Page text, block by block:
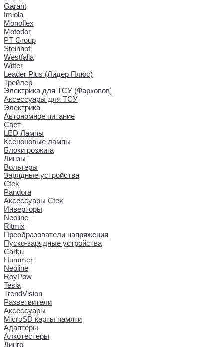
Garant
Imiola
Monoflex
Motodor
PT Group
Steinhof
Westfalia
Witter
Leader Plus (Лидер Плюс)
Трейлер
Электрика для ТСУ (Фаркопов)
Аксессуары для ТСУ
Электрика
Автономное питание
Свет
LED Лампы
Ксеноновые лампы
Блоки розжига
Линзы
Вольтеры
Зарядные устройства
Ctek
Pandora
Аксессуары Ctek
Инверторы
Neoline
Ritmix
Преобразователи напряжения
Пуско-зарядные устройства
Carku
Hummer
Neoline
RoyPow
Tesla
TrendVision
Разветвители
Аксессуары
MicroSD карты памяти
Адаптеры
Алкотестеры
Динго